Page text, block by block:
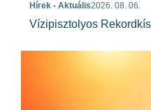
Hírek - Aktuális2026. 08. 06.
Vízipisztolyos